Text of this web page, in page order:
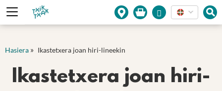
Cookies management panel
Hasiera » Ikastetxera joan hiri-lineekin
Ikastetxera joan hiri-